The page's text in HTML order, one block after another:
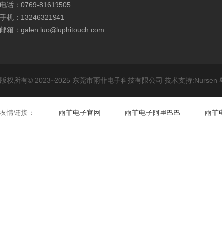
电话：0769-81619505
手机：13246321941
邮箱：galen.luo@luphitouch.com
版权所有© 2023~2025 东莞市雨菲电子科技有限公司 技术支持:Nursen
友情链接： 雨菲电子官网 雨菲电子阿里巴巴 雨菲